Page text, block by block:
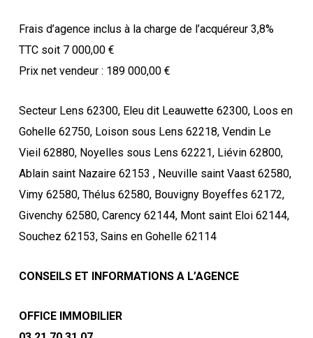
Frais d’agence inclus à la charge de l’acquéreur 3,8%
TTC soit 7 000,00 €
Prix net vendeur : 189 000,00 €
Secteur Lens 62300, Eleu dit Leauwette 62300, Loos en
Gohelle 62750, Loison sous Lens 62218, Vendin Le
Vieil 62880, Noyelles sous Lens 62221, Liévin 62800,
Ablain saint Nazaire 62153 , Neuville saint Vaast 62580,
Vimy 62580, Thélus 62580, Bouvigny Boyeffes 62172,
Givenchy 62580, Carency 62144, Mont saint Eloi 62144,
Souchez 62153, Sains en Gohelle 62114
CONSEILS ET INFORMATIONS A L’AGENCE
OFFICE IMMOBILIER